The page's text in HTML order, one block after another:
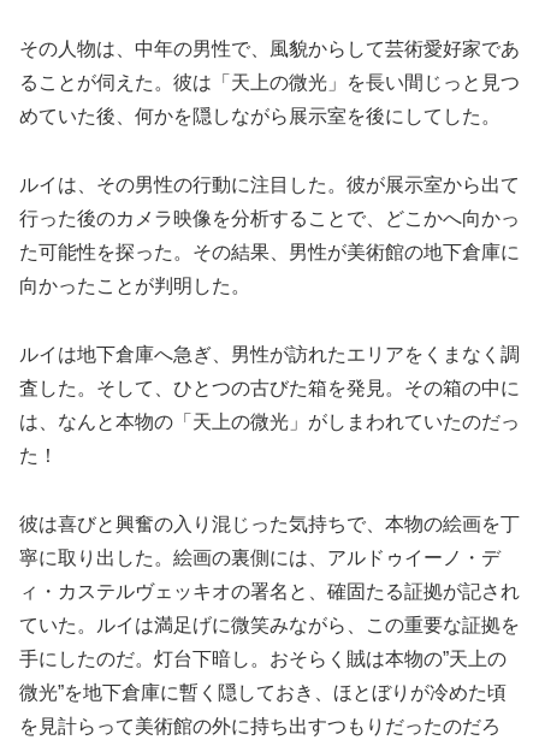
その人物は、中年の男性で、風貌からして芸術愛好家であ
ることが伺えた。彼は「天上の微光」を長い間じっと見つ
めていた後、何かを隠しながら展示室を後にしてした。
ルイは、その男性の行動に注目した。彼が展示室から出て
行った後のカメラ映像を分析することで、どこかへ向かっ
た可能性を探った。その結果、男性が美術館の地下倉庫に
向かったことが判明した。
ルイは地下倉庫へ急ぎ、男性が訪れたエリアをくまなく調
査した。そして、ひとつの古びた箱を発見。その箱の中に
は、なんと本物の「天上の微光」がしまわれていたのだっ
た！
彼は喜びと興奮の入り混じった気持ちで、本物の絵画を丁
寧に取り出した。絵画の裏側には、アルドゥイーノ・デ
ィ・カステルヴェッキオの署名と、確固たる証拠が記され
ていた。ルイは満足げに微笑みながら、この重要な証拠を
手にしたのだ。灯台下暗し。おそらく賊は本物の”天上の
微光”を地下倉庫に暫く隠しておき、ほとぼりが冷めた頃
を見計らって美術館の外に持ち出すつもりだったのだろ